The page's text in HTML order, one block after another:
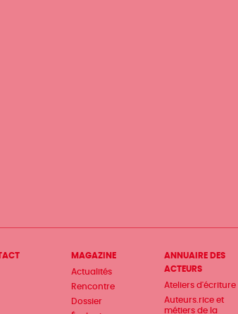
MAGAZINE
Actualités
Rencontre
Dossier
ANNUAIRE DES
ACTEURS
Ateliers d'écriture
Auteurs.rice et
métiers de la